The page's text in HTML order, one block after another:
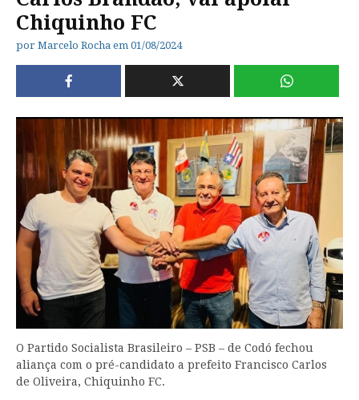
Chiquinho FC
por Marcelo Rocha em 01/08/2024
O Partido Socialista Brasileiro – PSB – de Codó fechou
aliança com o pré-candidato a prefeito Francisco Carlos
de Oliveira, Chiquinho FC.